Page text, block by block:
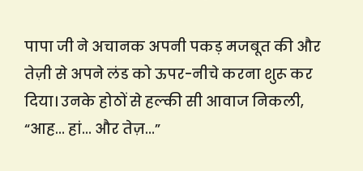
पापा जी ने अचानक अपनी पकड़ मजबूत की और
तेज़ी से अपने लंड को ऊपर-नीचे करना शुरू कर
दिया। उनके होठों से हल्की सी आवाज निकली,
“आह… हां… और तेज़…”